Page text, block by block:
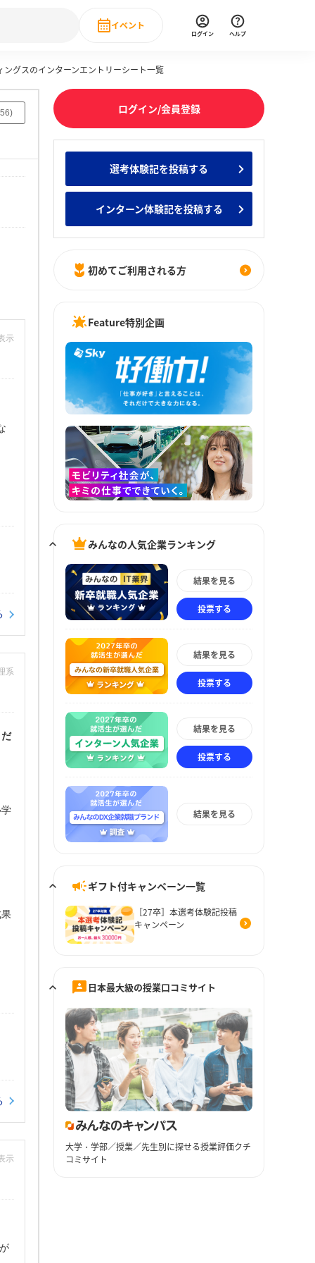
新卒就職人気企業ランキング みんなのインターン人気企業ランキ
・DX現場社員インタビュー
イベント
Event
直近のイベント一覧
ログイン ヘルプ
ングスのインターンエントリーシート一覧
)
示
系
示
ログイン/会員登録
選考体験記を投稿する
インターン体験記を投稿する
初めてご利用される方
Feature特別企画
みんなの人気企業ランキング
結果を見る
投票する
結果を見る
投票する
結果を見る
投票する
結果を見る
ギフト付キャンペーン一覧
［27卒］本選考体験記投稿
キャンペーン
日本最大級の授業口コミサイト
大学・学部／授業／先生別に探せる授業評価クチ
コミサイト